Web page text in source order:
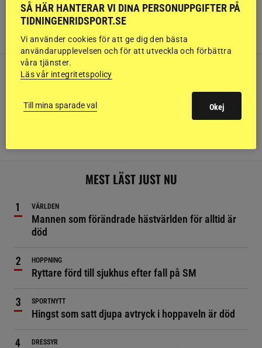
SPORTNYTT
Här finns veckans tävlingar
SPORTNYTT
USA:s VM-trupper börjar ta form
MEST LÄST JUST NU
VÄRLDEN
Mannen som förändrade hästvärlden för alltid är
död
HOPPNING
Ryttare förd till sjukhus efter fall på SM
SPORTNYTT
Hingst som satt djupa avtryck i hoppaveln är död
DRESSYR
SÅ HÄR HANTERAR VI DINA PERSONUPPGIFTER PÅ
TIDNINGENRIDSPORT.SE
Vi använder cookies för att ge dig den bästa
användarupplevelsen och för att utveckla och förbättra
våra tjänster.
Läs vår integritetspolicy
Till mina sparade val Okej